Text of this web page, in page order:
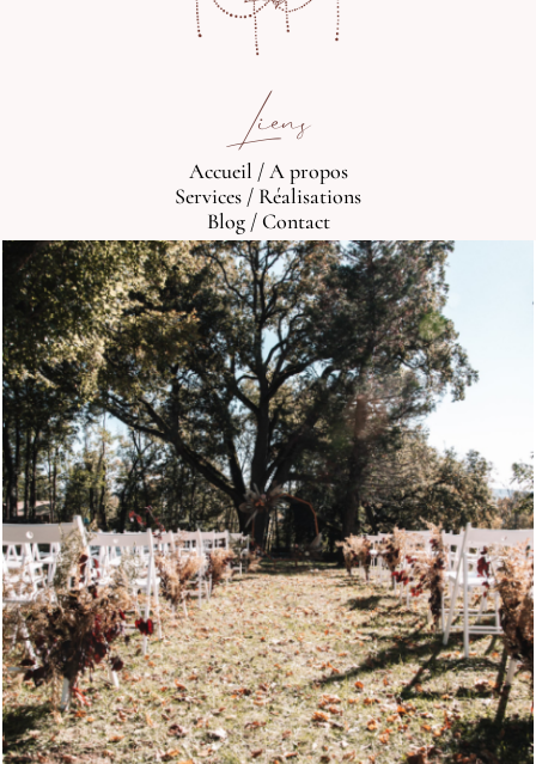
Liens
Accueil /A propos
Services / Réalisations
Blog/Contact